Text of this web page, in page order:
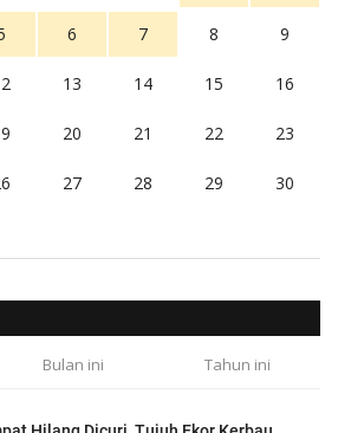
6 7 8 9
13 14 15 16
20 21 22 23
27 28 29 30
Bulan ini Tahun ini